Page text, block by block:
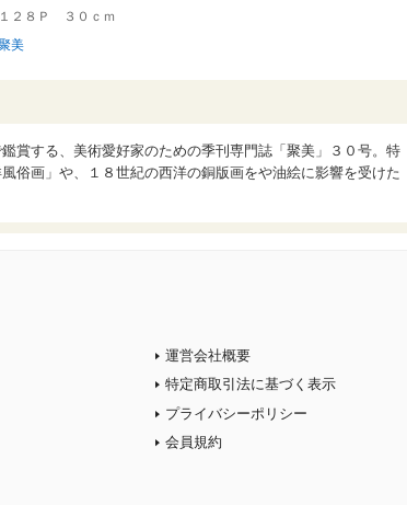
１２８Ｐ ３０ｃｍ
美
賞する、美術愛好家のための季刊専門誌「聚美」３０号。特
俗画」や、１８世紀の西洋の銅版画をや油絵に影響を受けた
運営会社概要
特定商取引法に基づく表示
プライバシーポリシー
会員規約